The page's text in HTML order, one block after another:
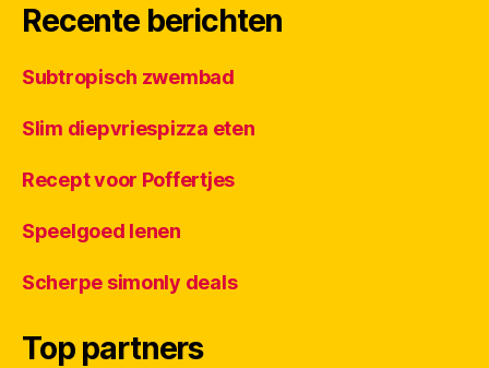
Recente berichten
Subtropisch zwembad
Slim diepvriespizza eten
Recept voor Poffertjes
Speelgoed lenen
Scherpe simonly deals
Top partners